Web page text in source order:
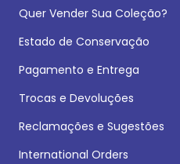
Quer Vender Sua Coleção?
Estado de Conservação
Pagamento e Entrega
Trocas e Devoluções
Reclamações e Sugestões
International Orders